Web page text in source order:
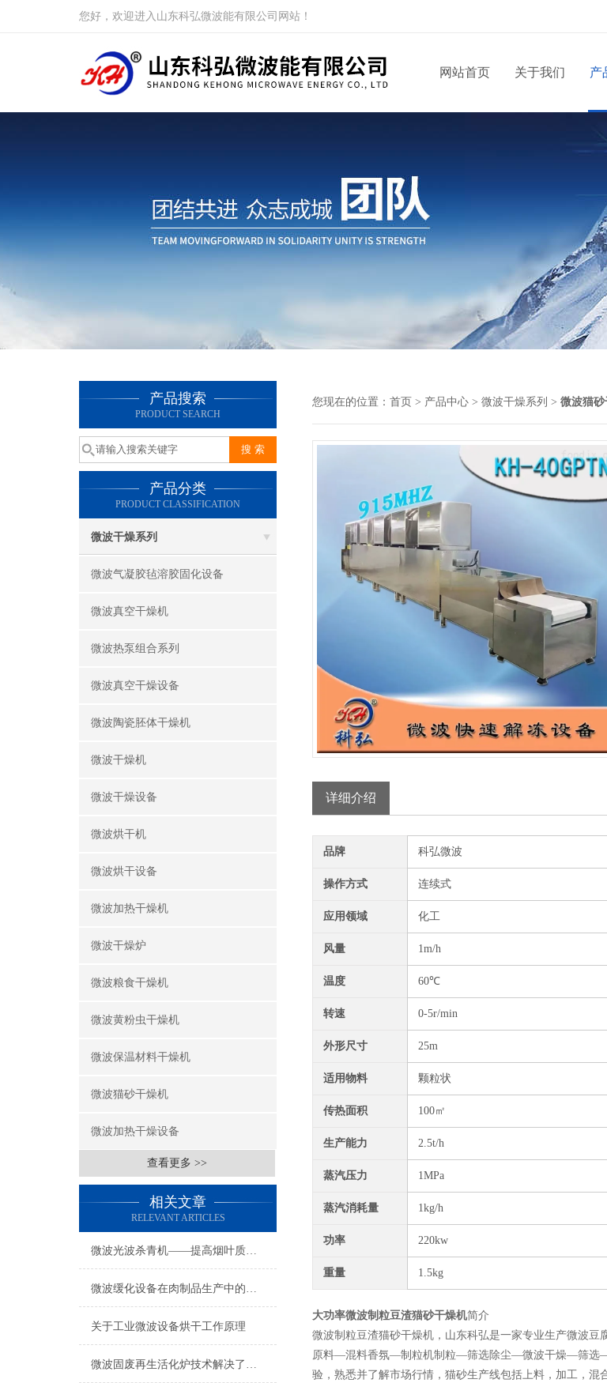
您好，欢迎进入山东科弘微波能有限公司网站！
网站首页 关于我们 产
产品搜索
PRODUCT SEARCH
产品分类
PRODUCT CLASSIFICATION
微波干燥系列
微波气凝胶毡溶胶固化设备
微波真空干燥机
微波热泵组合系列
微波真空干燥设备
微波陶瓷胚体干燥机
微波干燥机
微波干燥设备
微波烘干机
微波烘干设备
微波加热干燥机
微波干燥炉
微波粮食干燥机
微波黄粉虫干燥机
微波保温材料干燥机
微波猫砂干燥机
微波加热干燥设备
查看更多 >>
相关文章
RELEVANT ARTICLES
微波光波杀青机——提高烟叶质量的利器
微波缓化设备在肉制品生产中的应用
关于工业微波设备烘干工作原理
微波固废再生活化炉技术解决了固废处理难题为企业提供高效环保的解决方案
您现在的位置： 首页 > 产品中心 > 微波干燥系列 > 微波猫
详细介绍
品牌 科弘微波
操作方式 连续式
应用领域 化工
风量 1m/h
温度 60℃
转速 0-5r/min
外形尺寸 25m
适用物料 颗粒状
传热面积 100㎡
生产能力 2.5t/h
蒸汽压力 1MPa
蒸汽消耗量 1kg/h
功率 220kw
重量 1.5kg
大功率微波制粒豆渣猫砂干燥机简介
微波制粒豆渣猫砂干燥机，山东科弘是一家专业生产微波
原料—混料香氛—制粒机制粒—筛选除尘—微波干燥—筛选—
验，熟悉并了解市场行情，猫砂生产线包括上料，加工，混